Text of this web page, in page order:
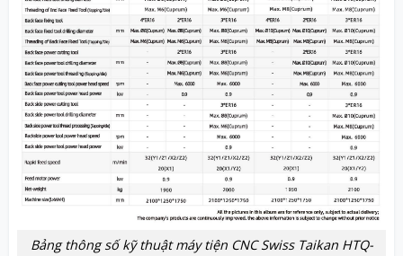
Bảng thông số kỹ thuật máy tiện CNC Swiss Taikan HTQ-